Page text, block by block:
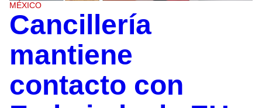
MÉXICO
Cancillería
mantiene
contacto con